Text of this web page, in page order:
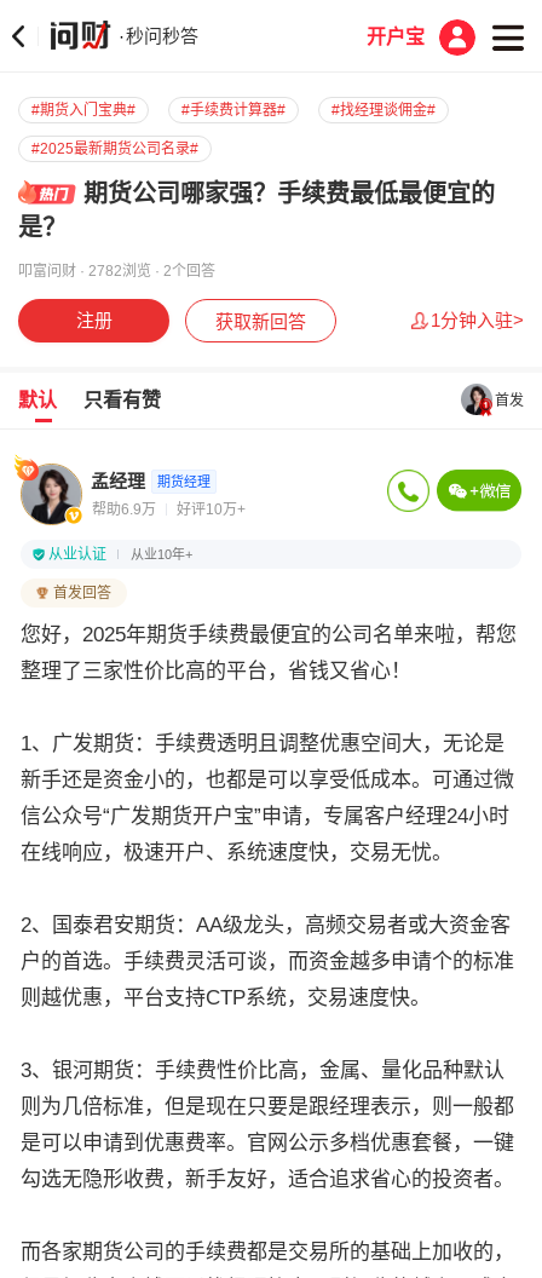
·秒问秒答 开户宝
#期货入门宝典# #手续费计算器# #找经理谈佣金#
#2025最新期货公司名录#
期货公司哪家强？手续费最低最便宜的
是？
叩富问财 · 2782浏览 · 2个回答
注册 获取新回答 1分钟入驻>
默认 只看有赞 首发
孟经理 期货经理
帮助6.9万 好评10万+
从业认证 从业10年+
首发回答
您好，2025年期货手续费最便宜的公司名单来啦，帮您
整理了三家性价比高的平台，省钱又省心！
1、广发期货：手续费透明且调整优惠空间大，无论是
新手还是资金小的，也都是可以享受低成本。可通过微
信公众号“广发期货开户宝”申请，专属客户经理24小时
在线响应，极速开户、系统速度快，交易无忧。
2、国泰君安期货：AA级龙头，高频交易者或大资金客
户的首选。手续费灵活可谈，而资金越多申请个的标准
则越优惠，平台支持CTP系统，交易速度快。
3、银河期货：手续费性价比高，金属、量化品种默认
则为几倍标准，但是现在只要是跟经理表示，则一般都
是可以申请到优惠费率。官网公示多档优惠套餐，一键
勾选无隐形收费，新手友好，适合追求省心的投资者。
而各家期货公司的手续费都是交易所的基础上加收的，